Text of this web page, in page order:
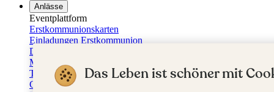
Anlässe
Eventplattform
Erstkommunionskarten
Einladungen Erstkommunion
Danksagung Erstkommunion
Menükarten Erstkommunion
Tischkarten Erstkommunion
Gästebuch Erstkommunion
Das Leben ist schöner mit